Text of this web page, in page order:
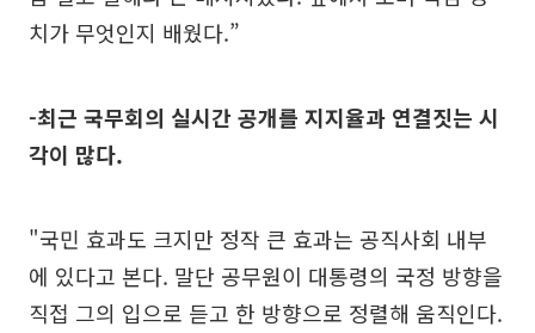
치가 무엇인지 배웠다.”
-최근 국무회의 실시간 공개를 지지율과 연결짓는 시
각이 많다.
"국민 효과도 크지만 정작 큰 효과는 공직사회 내부
에 있다고 본다. 말단 공무원이 대통령의 국정 방향을
직접 그의 입으로 듣고 한 방향으로 정렬해 움직인다.